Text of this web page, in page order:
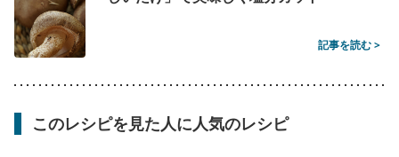
記事を読む >
このレシピを見た人に人気のレシピ